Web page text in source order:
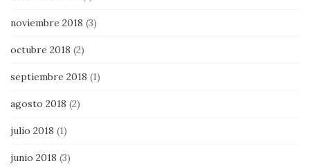
noviembre 2018 (3)
octubre 2018 (2)
septiembre 2018 (1)
agosto 2018 (2)
julio 2018 (1)
junio 2018 (3)